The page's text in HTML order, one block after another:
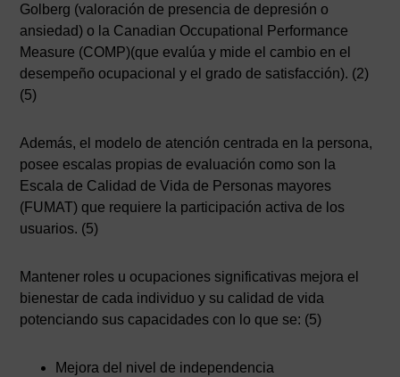
Golberg (valoración de presencia de depresión o
ansiedad) o la Canadian Occupational Performance
Measure (COMP)(que evalúa y mide el cambio en el
desempeño ocupacional y el grado de satisfacción). (2)
(5)
Además, el modelo de atención centrada en la persona,
posee escalas propias de evaluación como son la
Escala de Calidad de Vida de Personas mayores
(FUMAT) que requiere la participación activa de los
usuarios. (5)
Mantener roles u ocupaciones significativas mejora el
bienestar de cada individuo y su calidad de vida
potenciando sus capacidades con lo que se: (5)
Mejora del nivel de independencia